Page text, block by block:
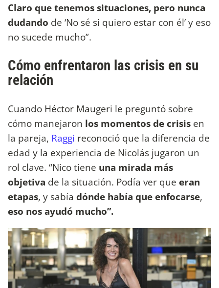
Claro que tenemos situaciones, pero nunca
dudando de ‘No sé si quiero estar con él’ y eso
no sucede mucho”.
Cómo enfrentaron las crisis en su
relación
Cuando Héctor Maugeri le preguntó sobre
cómo manejaron los momentos de crisis en
la pareja, Raggi reconoció que la diferencia de
edad y la experiencia de Nicolás jugaron un
rol clave. “Nico tiene una mirada más
objetiva de la situación. Podía ver que eran
etapas, y sabía dónde había que enfocarse,
eso nos ayudó mucho”.